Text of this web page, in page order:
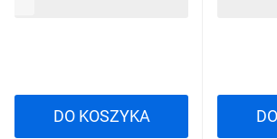
DO KOSZYKA